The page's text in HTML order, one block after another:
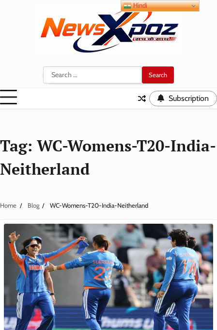
Search
for:
Subscription
Tag: WC-Womens-T20-India-
Neitherland
Home Blog WC-Womens-T20-India-Neitherland
Hindi